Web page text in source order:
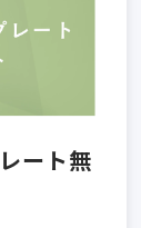
ート無